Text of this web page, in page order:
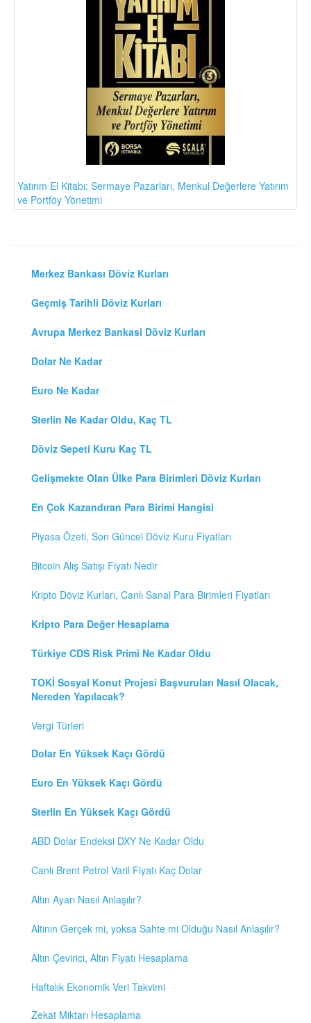
Yatırım El Kitabı: Sermaye Pazarları, Menkul Değerlere Yatırım
ve Portföy Yönetimi
Merkez Bankası Döviz Kurları
Geçmiş Tarihli Döviz Kurları
Avrupa Merkez Bankasi Döviz Kurları
Dolar Ne Kadar
Euro Ne Kadar
Sterlin Ne Kadar Oldu, Kaç TL
Döviz Sepeti Kuru Kaç TL
Gelişmekte Olan Ülke Para Birimleri Döviz Kurları
En Çok Kazandıran Para Birimi Hangisi
Piyasa Özeti, Son Güncel Döviz Kuru Fiyatları
Bitcoin Alış Satışı Fiyatı Nedir
Kripto Döviz Kurları, Canlı Sanal Para Birimleri Fiyatları
Kripto Para Değer Hesaplama
Türkiye CDS Risk Primi Ne Kadar Oldu
TOKİ Sosyal Konut Projesi Başvuruları Nasıl Olacak,
Nereden Yapılacak?
Vergi Türleri
Dolar En Yüksek Kaçı Gördü
Euro En Yüksek Kaçı Gördü
Sterlin En Yüksek Kaçı Gördü
ABD Dolar Endeksi DXY Ne Kadar Oldu
Canlı Brent Petrol Varil Fiyatı Kaç Dolar
Altın Ayarı Nasıl Anlaşılır?
Altının Gerçek mi, yoksa Sahte mi Olduğu Nasıl Anlaşılır?
Altın Çevirici, Altın Fiyatı Hesaplama
Haftalık Ekonomik Veri Takvimi
Zekat Miktarı Hesaplama